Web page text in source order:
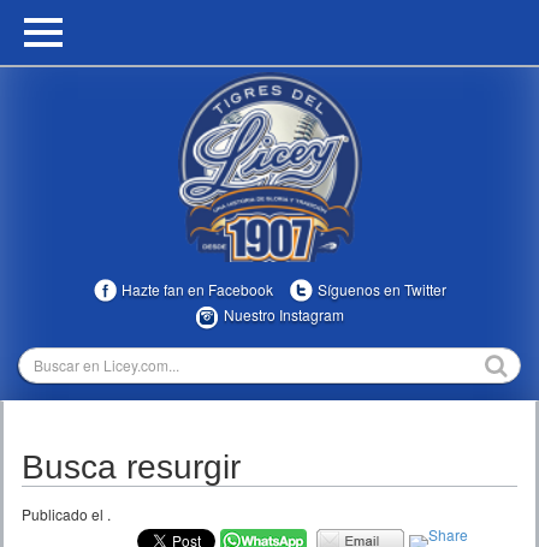
HOME
MULTIMEDIA
TEMPORADAS
Hazte fan en Facebook
Síguenos en Twitter
Nuestro Instagram
Busca resurgir
Publicado el .